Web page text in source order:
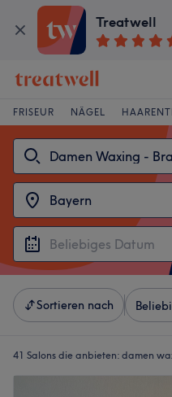
Treatwell
FRISEUR NÄGEL
Sortieren nach
41 Salons die anbieten: damen